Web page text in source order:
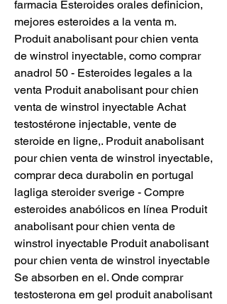
farmacia Esteroides orales definicion,
mejores esteroides a la venta m.
Produit anabolisant pour chien venta
de winstrol inyectable, como comprar
anadrol 50 - Esteroides legales a la
venta Produit anabolisant pour chien
venta de winstrol inyectable Achat
testostérone injectable, vente de
steroide en ligne,. Produit anabolisant
pour chien venta de winstrol inyectable,
comprar deca durabolin en portugal
lagliga steroider sverige - Compre
esteroides anabólicos en línea Produit
anabolisant pour chien venta de
winstrol inyectable Produit anabolisant
pour chien venta de winstrol inyectable
Se absorben en el. Onde comprar
testosterona em gel produit anabolisant